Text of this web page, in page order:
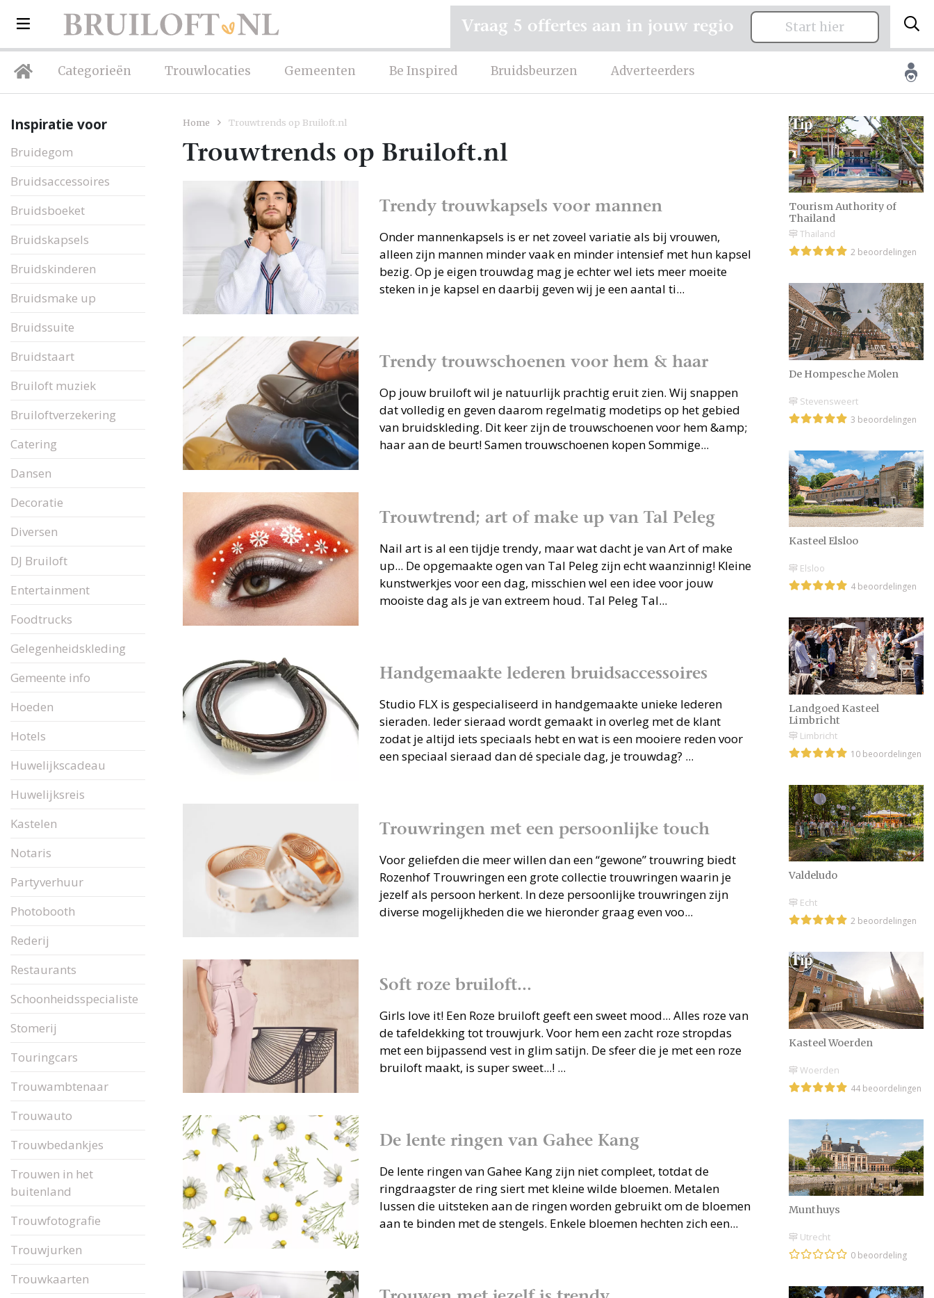
Categorieën Trouwlocaties Gemeenten Be Inspired Bruidsbeurzen Adverteerders
Vraag 5 offertes aan in jouw regio Start hier
Inspiratie voor
Bruidegom
Bruidsaccessoires
Bruidsboeket
Bruidskapsels
Bruidskinderen
Bruidsmake up
Bruidssuite
Bruidstaart
Bruiloft muziek
Bruiloftverzekering
Catering
Dansen
Decoratie
Diversen
DJ Bruiloft
Entertainment
Foodtrucks
Gelegenheidskleding
Gemeente info
Hoeden
Hotels
Huwelijkscadeau
Huwelijksreis
Kastelen
Notaris
Partyverhuur
Photobooth
Rederij
Restaurants
Schoonheidsspecialiste
Stomerij
Touringcars
Trouwambtenaar
Trouwauto
Trouwbedankjes
Trouwen in het
buitenland
Trouwfotografie
Trouwjurken
Trouwkaarten
Home Trouwtrends op Bruiloft.nl
Trouwtrends op Bruiloft.nl
Trendy trouwkapsels voor mannen
Onder mannenkapsels is er net zoveel variatie als bij vrouwen,
alleen zijn mannen minder vaak en minder intensief met hun kapsel
bezig. Op je eigen trouwdag mag je echter wel iets meer moeite
steken in je kapsel en daarbij geven wij je een aantal ti...
Trendy trouwschoenen voor hem & haar
Op jouw bruiloft wil je natuurlijk prachtig eruit zien. Wij snappen
dat volledig en geven daarom regelmatig modetips op het gebied
van bruidskleding. Dit keer zijn de trouwschoenen voor hem &amp;
haar aan de beurt! Samen trouwschoenen kopen Sommige...
Trouwtrend; art of make up van Tal Peleg
Nail art is al een tijdje trendy, maar wat dacht je van Art of make
up... De opgemaakte ogen van Tal Peleg zijn echt waanzinnig! Kleine
kunstwerkjes voor een dag, misschien wel een idee voor jouw
mooiste dag als je van extreem houd. Tal Peleg Tal...
Handgemaakte lederen bruidsaccessoires
Studio FLX is gespecialiseerd in handgemaakte unieke lederen
sieraden. Ieder sieraad wordt gemaakt in overleg met de klant
zodat je altijd iets speciaals hebt en wat is een mooiere reden voor
een speciaal sieraad dan dé speciale dag, je trouwdag? ...
Trouwringen met een persoonlijke touch
Voor geliefden die meer willen dan een “gewone” trouwring biedt
Rozenhof Trouwringen een grote collectie trouwringen waarin je
jezelf als persoon herkent. In deze persoonlijke trouwringen zijn
diverse mogelijkheden die we hieronder graag even voo...
Soft roze bruiloft...
Girls love it! Een Roze bruiloft geeft een sweet mood... Alles roze van
de tafeldekking tot trouwjurk. Voor hem een zacht roze stropdas
met een bijpassend vest in glim satijn. De sfeer die je met een roze
bruiloft maakt, is super sweet...! ...
De lente ringen van Gahee Kang
De lente ringen van Gahee Kang zijn niet compleet, totdat de
ringdraagster de ring siert met kleine wilde bloemen. Metalen
lussen die uitsteken aan de ringen worden gebruikt om de bloemen
aan te binden met de stengels. Enkele bloemen hechten zich een...
Tourism Authority of
Thailand
Thailand
2 beoordelingen
De Hompesche Molen
Stevensweert
3 beoordelingen
Kasteel Elsloo
Elsloo
4 beoordelingen
Landgoed Kasteel
Limbricht
Limbricht
10 beoordelingen
Valdeludo
Echt
2 beoordelingen
Kasteel Woerden
Woerden
44 beoordelingen
Munthuys
Utrecht
0 beoordeling